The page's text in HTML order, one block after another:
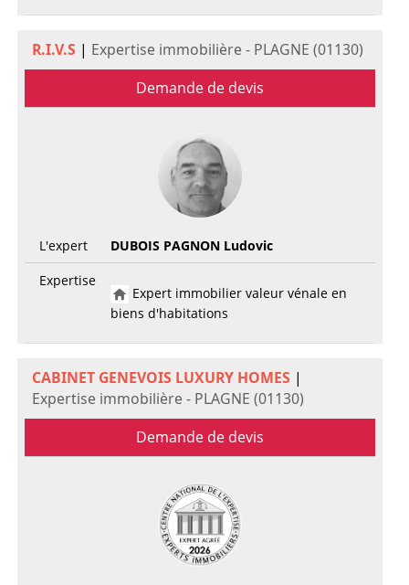
R.I.V.S | Expertise immobilière - PLAGNE (01130)
Demande de devis
L'expert
DUBOIS PAGNON Ludovic
Expertise
Expert immobilier valeur vénale en
biens d'habitations
CABINET GENEVOIS LUXURY HOMES |
Expertise immobilière - PLAGNE (01130)
Demande de devis